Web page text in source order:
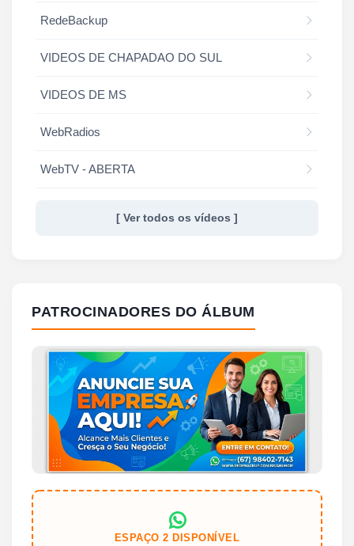
RedeBackup
VIDEOS DE CHAPADAO DO SUL
VIDEOS DE MS
WebRadios
WebTV - ABERTA
[ Ver todos os vídeos ]
PATROCINADORES DO ÁLBUM
ESPAÇO 2 DISPONÍVEL